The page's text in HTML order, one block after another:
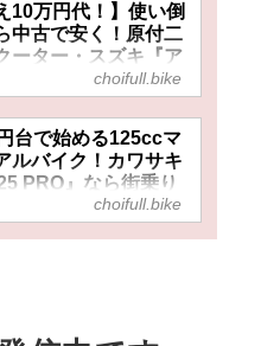
10万円代！】使い倒
中古で安く！原付二
ーター・スズキ『ア
110』（2015～
の中古車価格や相場
ら？
choifull.bike
台で始める125ccマ
ルバイク！カワサキ
PRO』なら街乗り
ーリングまでスポー
に楽しめる！
choifull.bike